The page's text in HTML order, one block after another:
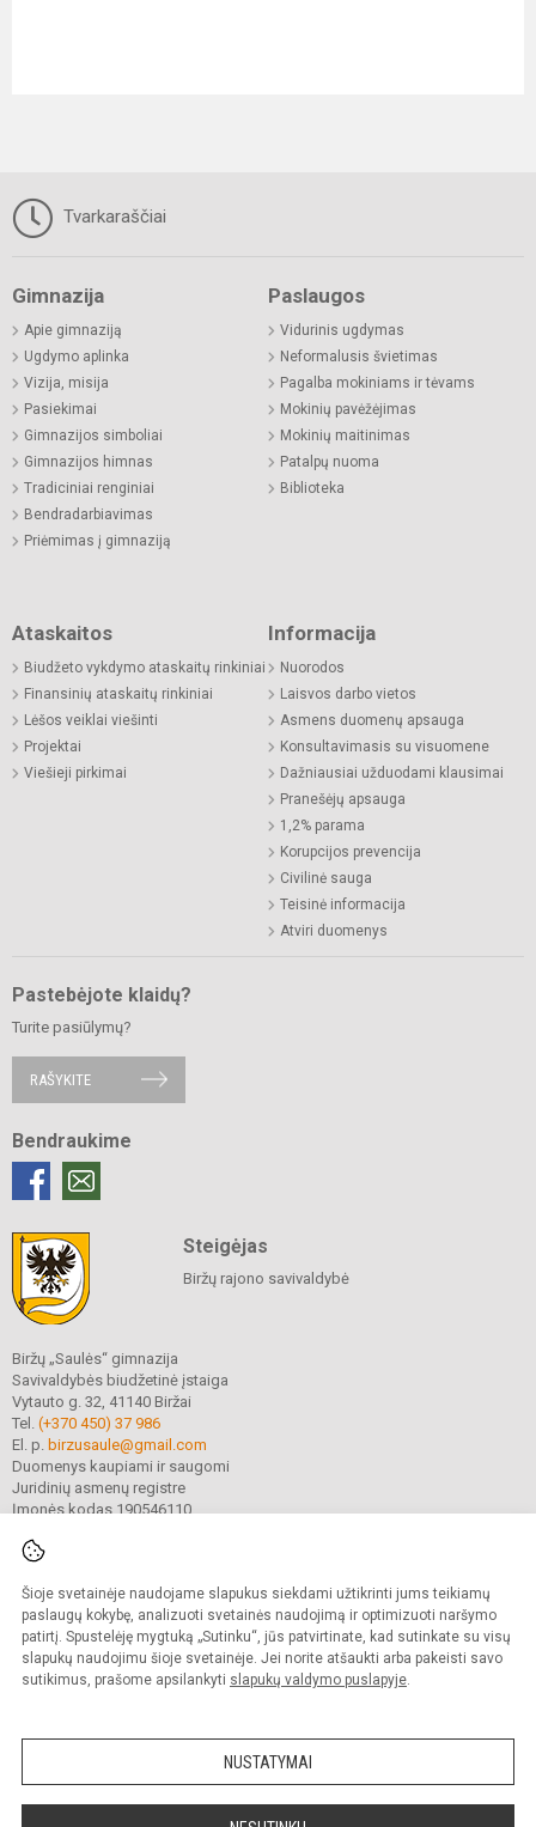
Šioje svetainėje naudojame slapukus siekdami užtikrinti jums teikiamų
paslaugų kokybę, analizuoti svetainės naudojimą ir optimizuoti naršymo
patirtį. Spustelėję mygtuką „Sutinku“, jūs patvirtinate, kad sutinkate su visų
slapukų naudojimu šioje svetainėje. Jei norite atšaukti arba pakeisti savo
sutikimus, prašome apsilankyti slapukų valdymo puslapyje.
NUSTATYMAI
Tvarkaraščiai
Gimnazija
Apie gimnaziją
Ugdymo aplinka
Vizija, misija
Pasiekimai
Gimnazijos simboliai
Gimnazijos himnas
Tradiciniai renginiai
Bendradarbiavimas
Priėmimas į gimnaziją
Paslaugos
Vidurinis ugdymas
Neformalusis švietimas
Pagalba mokiniams ir tėvams
Mokinių pavėžėjimas
Mokinių maitinimas
Patalpų nuoma
Biblioteka
Ataskaitos
Biudžeto vykdymo ataskaitų rinkiniai
Finansinių ataskaitų rinkiniai
Lėšos veiklai viešinti
Projektai
Viešieji pirkimai
Informacija
Nuorodos
Laisvos darbo vietos
Asmens duomenų apsauga
Konsultavimasis su visuomene
Dažniausiai užduodami klausimai
Pranešėjų apsauga
1,2% parama
Korupcijos prevencija
Civilinė sauga
Teisinė informacija
Atviri duomenys
Pastebėjote klaidų?
Turite pasiūlymų?
RAŠYKITE
Bendraukime
Steigėjas
Biržų rajono savivaldybė
Biržų „Saulės“ gimnazija
Savivaldybės biudžetinė įstaiga
Vytauto g. 32, 41140 Biržai
Tel. (+370 450) 37 986
El. p. birzusaule@gmail.com
Duomenys kaupiami ir saugomi
Juridinių asmenų registre
Įmonės kodas 190546110
© 2021. Biržų „Saulės“ gimnazija. Visos teisės saugomos.
Kopijuoti turinį be raštiško gimnazijos sutikimo griežtai draudžiama.
Prieinamumo paraiška Slapukų valdymas
Sumanus būdas atnaujinti